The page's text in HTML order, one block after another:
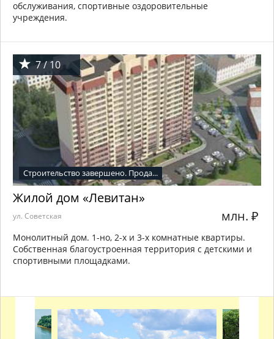
обслуживания, спортивные оздоровительные
учреждения.
7 / 10
Строительство завершено. Прода...
Жилой дом «Левитан»
ул. Советская млн. ₽
Монолитный дом. 1-но, 2-х и 3-х комнатные квартиры.
Собственная благоустроенная территория с детскими и
спортивными площадками.